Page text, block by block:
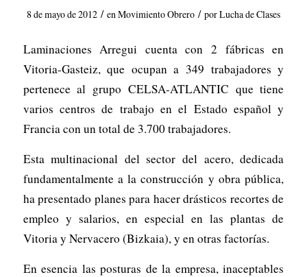
8 de mayo de 2012 / enMovimiento Obrero / porLucha de Clases
Laminaciones Arregui cuenta con 2 fábricas en
Vitoria-Gasteiz, que ocupan a 349 trabajadores y
pertenece al grupo CELSA-ATLANTIC que tiene
varios centros de trabajo en el Estado español y
Francia con un total de 3.700 trabajadores.
Esta multinacional del sector del acero, dedicada
fundamentalmente a la construcción y obra pública,
ha presentado planes para hacer drásticos recortes de
empleo y salarios, en especial en las plantas de
Vitoria y Nervacero (Bizkaia), y en otras factorías.
En esencia las posturas de la empresa, inaceptables